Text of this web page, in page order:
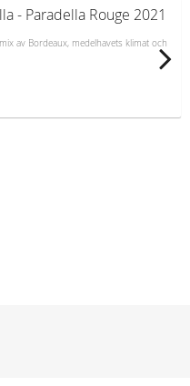
- Paradella Rouge 2021
av Bordeaux, medelhavets klimat och